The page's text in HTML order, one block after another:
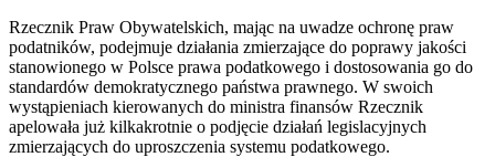
Rzecznik Praw Obywatelskich, mając na uwadze ochronę praw
podatników, podejmuje działania zmierzające do poprawy jakości
stanowionego w Polsce prawa podatkowego i dostosowania go do
standardów demokratycznego państwa prawnego. W swoich
wystąpieniach kierowanych do ministra finansów Rzecznik
apelowała już kilkakrotnie o podjęcie działań legislacyjnych
zmierzających do uproszczenia systemu podatkowego.